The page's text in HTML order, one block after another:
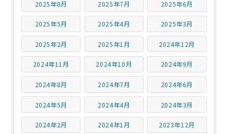
2025年8月 2025年7月 2025年6月
2025年5月 2025年4月 2025年3月
2025年2月 2025年1月 2024年12月
2024年11月 2024年10月 2024年9月
2024年8月 2024年7月 2024年6月
2024年5月 2024年4月 2024年3月
2024年2月 2024年1月 2023年12月